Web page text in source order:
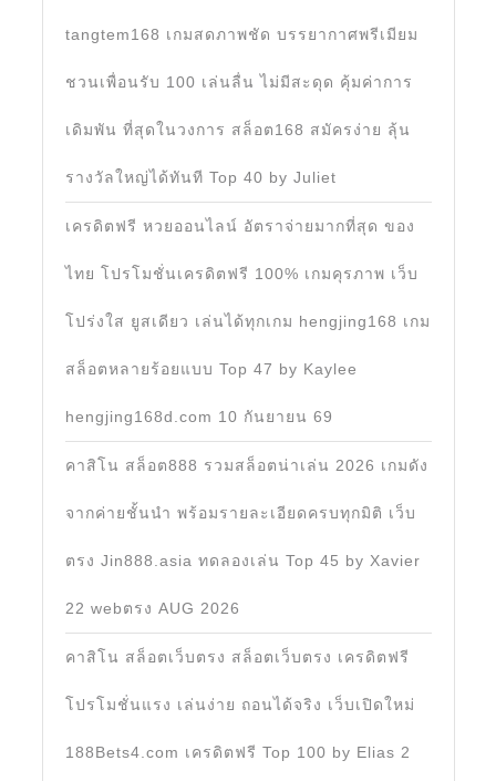
tangtem168 เกมสดภาพชัด บรรยากาศพรีเมียม
ชวนเพื่อนรับ 100 เล่นลื่น ไม่มีสะดุด คุ้มค่าการ
เดิมพัน ที่สุดในวงการ สล็อต168 สมัครง่าย ลุ้น
รางวัลใหญ่ได้ทันที Top 40 by Juliet
เครดิตฟรี หวยออนไลน์ อัตราจ่ายมากที่สุด ของ
ไทย โปรโมชั่นเครดิตฟรี 100% เกมคุรภาพ เว็บ
โปร่งใส ยูสเดียว เล่นได้ทุกเกม hengjing168 เกม
สล็อตหลายร้อยแบบ Top 47 by Kaylee
hengjing168d.com 10 กันยายน 69
คาสิโน สล็อต888 รวมสล็อตน่าเล่น 2026 เกมดัง
จากค่ายชั้นนำ พร้อมรายละเอียดครบทุกมิติ เว็บ
ตรง Jin888.asia ทดลองเล่น Top 45 by Xavier
22 webตรง AUG 2026
คาสิโน สล็อตเว็บตรง สล็อตเว็บตรง เครดิตฟรี
โปรโมชั่นแรง เล่นง่าย ถอนได้จริง เว็บเปิดใหม่
188Bets4.com เครดิตฟรี Top 100 by Elias 2